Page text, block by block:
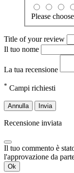
Please
Title of your review
Il tuo nome
La tua recensione
* Campi richiesti
Annulla Invia
Recensione inviata
Il tuo commento è
l'approvazione da
Ok